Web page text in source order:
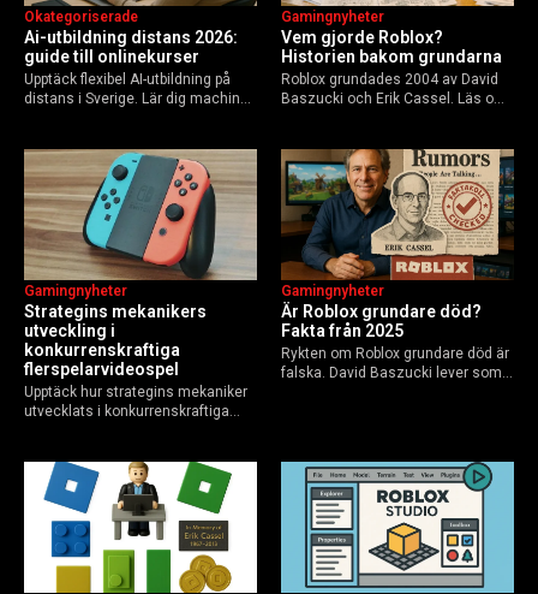
Ai-utbildning distans 2026:
guide till onlinekurser
Okategoriserade
Upptäck flexibel AI-utbildning på
distans i Sverige. Lär dig machine
Guide för nybörjare och
yrkesverksamma som vill bygga…
Vem gjorde Roblox?
Historien bakom grundarna
Gamingnyheter
Roblox grundades 2004 av David
Baszucki och Erik Cassel. Läs om
användare 2025, och vad som
händer inför 2026.
Strategins mekanikers
utveckling i
konkurrenskraftiga
flerspelarvideospel
Gamingnyheter
Upptäck hur strategins mekaniker
utvecklats i konkurrenskraftiga
AI-drivna innovationer.
Är Roblox grundare död?
Fakta från 2025
Gamingnyheter
Rykten om Roblox grundare död är
falska. David Baszucki lever som